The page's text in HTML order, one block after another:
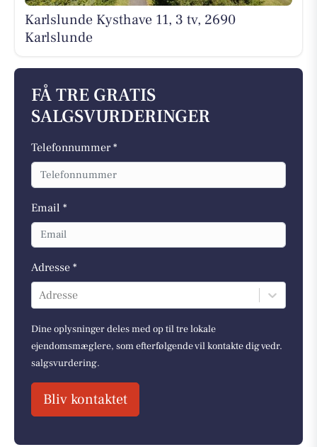
Karlslunde Kysthave 11, 3 tv, 2690
Karlslunde
FÅ TRE GRATIS
SALGSVURDERINGER
Telefonnummer *
Email *
Adresse *
Adresse
Dine oplysninger deles med op til tre lokale
ejendomsmæglere, som efterfølgende vil kontakte dig vedr.
salgsvurdering.
Bliv kontaktet